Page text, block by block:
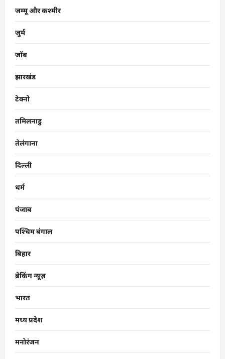
जम्मू और कश्मीर
जुर्म
जॉब
झारखंड
टेक्नो
तमिलनाडु
तेलंगाना
दिल्ली
धर्म
पंजाब
पश्चिम बंगाल
बिहार
ब्रेकिंग न्यूज़
भारत
मध्य प्रदेश
मनोरंजन